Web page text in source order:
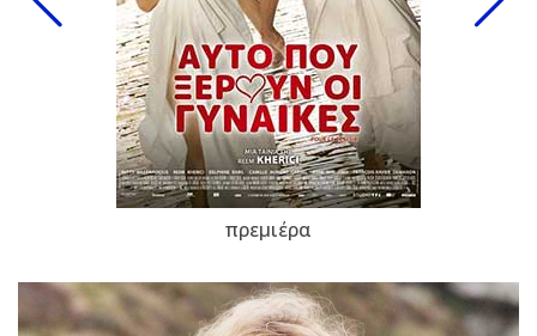
πρεμιέρα